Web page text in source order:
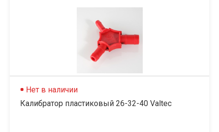
Нет в наличии
Калибратор пластиковый 26-32-40 Valtec